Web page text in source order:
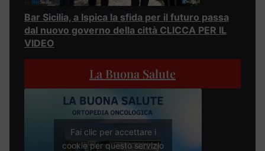
Bar Sicilia, a Ispica la sfida per il futuro passa
dal nuovo governo della città CLICCA PER IL
VIDEO
La Buona Salute
Fai clic per accettare i
cookie per questo servizio